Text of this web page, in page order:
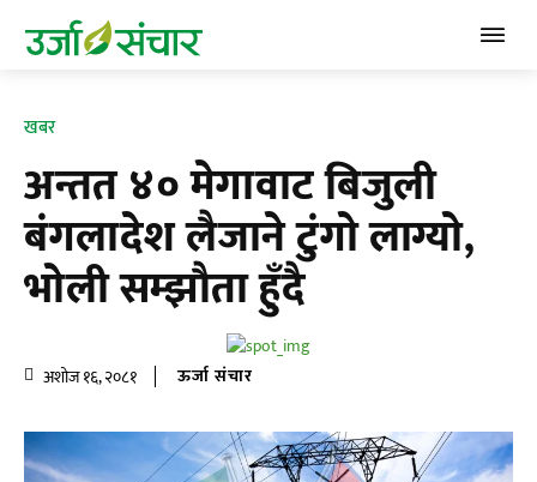
खबर
अन्तत ४० मेगावाट बिजुली
बंगलादेश लैजाने टुंगाे लाग्याे,
भाेली सम्झाैता हुँदै
अशोज १६, २०८१ ऊर्जा संचार